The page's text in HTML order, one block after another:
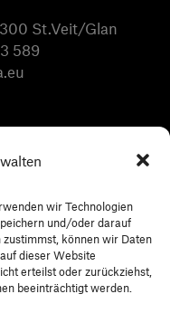
wir Technologien
und/oder darauf
können wir Daten
dieser Website
erteilst oder zurückziehst,
beeinträchtigt werden.
St.Veit/Glan
589